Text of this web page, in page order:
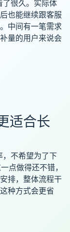
了很久。实际体
也能继续跟客服
中间有一笔需求
量的用户来说会
适合长
，不希望为了下
点做得还不错，
排，整体流程干
种方式会更省